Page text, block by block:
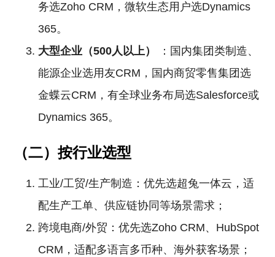
务选Zoho CRM，微软生态用户选Dynamics
365。
大型企业（500人以上）
：国内集团类制造、
能源企业选用友CRM，国内商贸零售集团选
金蝶云CRM，有全球业务布局选Salesforce或
Dynamics 365。
（二）按行业选型
工业/工贸/生产制造：优先选超兔一体云，适
配生产工单、供应链协同等场景需求；
跨境电商/外贸：优先选Zoho CRM、HubSpot
CRM，适配多语言多币种、海外获客场景；